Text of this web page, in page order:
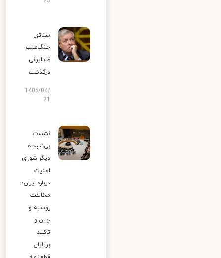
سناتور
جنگ‌طلب
ضدایرانی
درگذشت
1405/04/
نشست
بی‌نتیجه
دیگر شورای
امنیت
درباره ایران؛
مخالفت
روسیه و
چین و
تاکید
برپایان